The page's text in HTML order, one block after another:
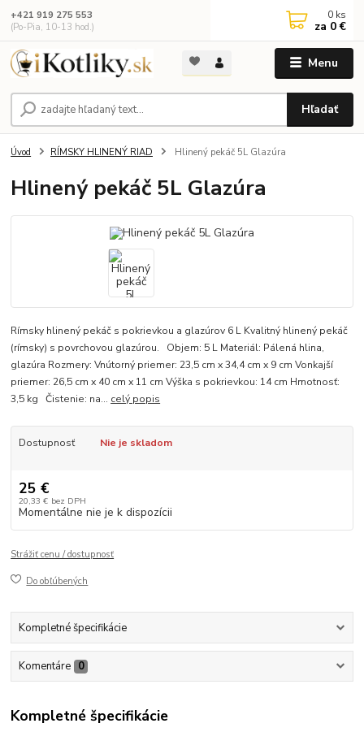
Menu
Hľadať
+421 919 275 553
(Po-Pia, 10-13 hod.)
0 ks
za 0 €
Úvod RÍMSKY HLINENÝ RIAD Hlinený pekáč 5L Glazúra
Hlinený pekáč 5L Glazúra
Rímsky hlinený pekáč s pokrievkou a glazúrov 6 L Kvalitný hlinený pekáč
(rímsky) s povrchovou glazúrou. Objem: 5 L Materiál: Pálená hlina,
glazúra Rozmery: Vnútorný priemer: 23,5 cm x 34,4 cm x 9 cm Vonkajší
priemer: 26,5 cm x 40 cm x 11 cm Výška s pokrievkou: 14 cm Hmotnosť:
3,5 kg Čistenie: na... celý popis
Dostupnosť Nie je skladom
25 €
20,33 € bez DPH
Momentálne nie je k dispozícii
Strážiť cenu / dostupnosť
Do obľúbených
Kompletné špecifikácie
Komentáre 0
Kompletné špecifikácie